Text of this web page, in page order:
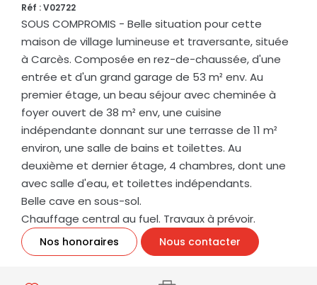
Réf : V02722
SOUS COMPROMIS - Belle situation pour cette
maison de village lumineuse et traversante, située
à Carcès. Composée en rez-de-chaussée, d'une
entrée et d'un grand garage de 53 m² env. Au
premier étage, un beau séjour avec cheminée à
foyer ouvert de 38 m² env, une cuisine
indépendante donnant sur une terrasse de 11 m²
environ, une salle de bains et toilettes. Au
deuxième et dernier étage, 4 chambres, dont une
avec salle d'eau, et toilettes indépendants.
Belle cave en sous-sol.
Chauffage central au fuel. Travaux à prévoir.
Nos honoraires Nous contacter